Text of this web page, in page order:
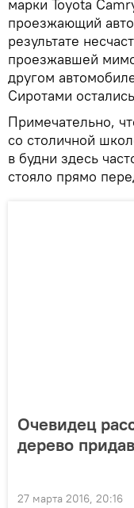
марки Toyota
проезжающий
результате
проезжавшей
другом
Сиротами
Примечательно,
со столичной
в будни здесь
стояло прямо
Очевидец
дерево
27 марта 2016, 20:16